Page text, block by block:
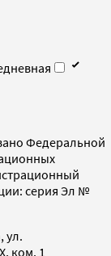
Федеральной
серия Эл №
ул.
ком. 1